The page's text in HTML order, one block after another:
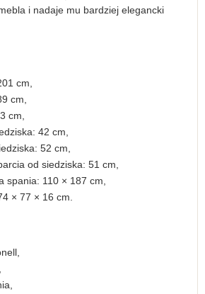
i nadaje mu bardziej elegancki
cm,
cm,
cm,
42 cm,
52 cm,
od siedziska: 51 cm,
spania: 110 × 187 cm,
× 77 × 16 cm.